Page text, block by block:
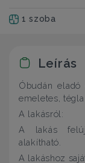
1 szoba
Leírás
Óbudán
emeletes, tégla
A lakásról:
A lakás
alakítható.
A lakáshoz